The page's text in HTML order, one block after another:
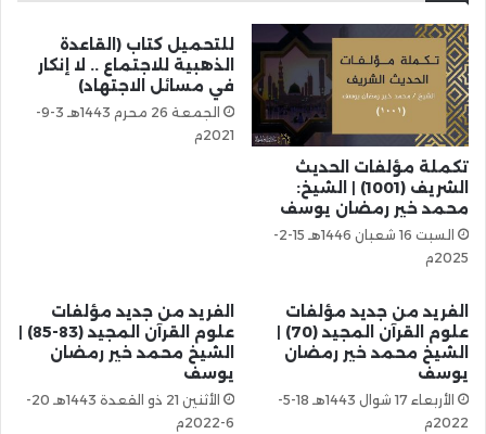
تكملة مؤلفات الحديث
الشريف (1001) | الشيخ:
محمد خير رمضان يوسف
السبت 16 شعبان 1446هـ 15-2-
2025م
للتحميل كتاب (القاعدة
الذهبية للاجتماع .. لا إنكار
في مسائل الاجتهاد)
الجمعة 26 محرم 1443هـ 3-9-
2021م
الفريد من جديد مؤلفات
علوم القرآن المجيد (70) |
الشيخ محمد خير رمضان
يوسف
الأربعاء 17 شوال 1443هـ 18-5-
2022م
الفريد من جديد مؤلفات
علوم القرآن المجيد (83-85) |
الشيخ محمد خير رمضان
يوسف
الأثنين 21 ذو القعدة 1443هـ 20-
6-2022م